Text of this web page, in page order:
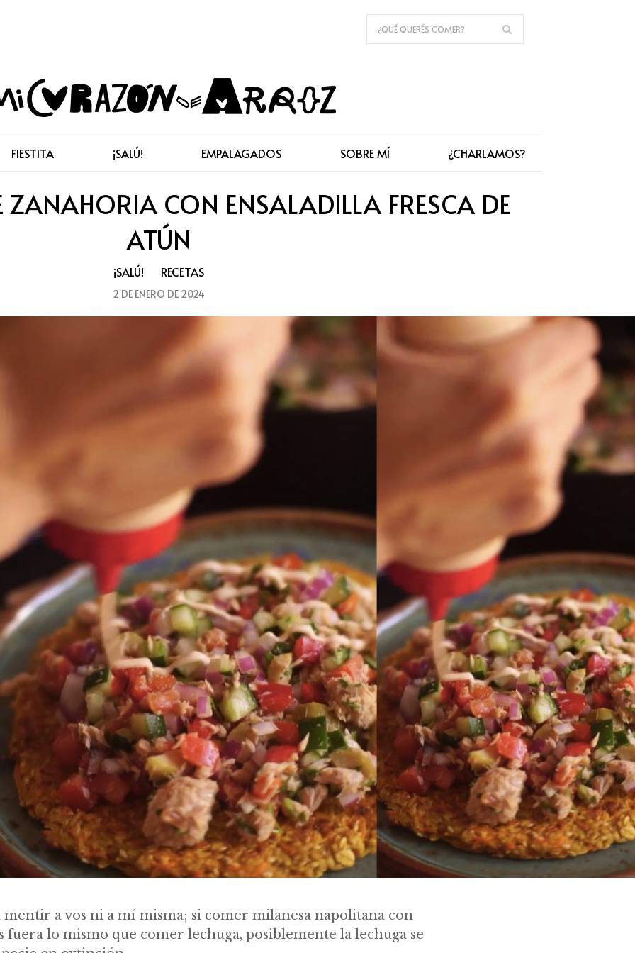
FIESTITA ¡SALÚ! EMPALAGADOS SOBRE MÍ ¿CHARLAMOS?
ZANAHORIA CON ENSALADILLA FRESCA DE
ATÚN
¡SALÚ! RECETAS
2 DE ENERO DE 2024
mentir a vos ni a mí misma; si comer milanesa napolitana con
fuera lo mismo que comer lechuga, posiblemente la lechuga se